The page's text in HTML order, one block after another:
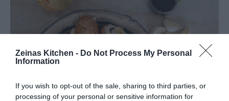
Zeinas Kitchen - Do Not Process My Personal
Information
If you wish to opt-out of the sale, sharing to third parties, or
processing of your personal or sensitive information for